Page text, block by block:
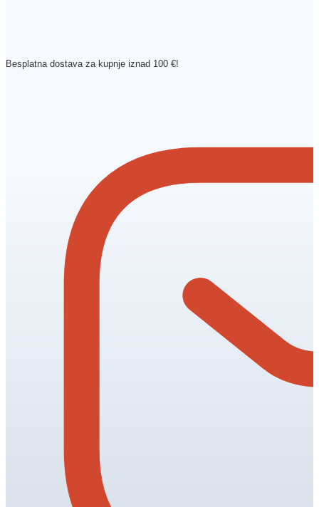
Besplatna dostava za kupnje iznad 100 €!